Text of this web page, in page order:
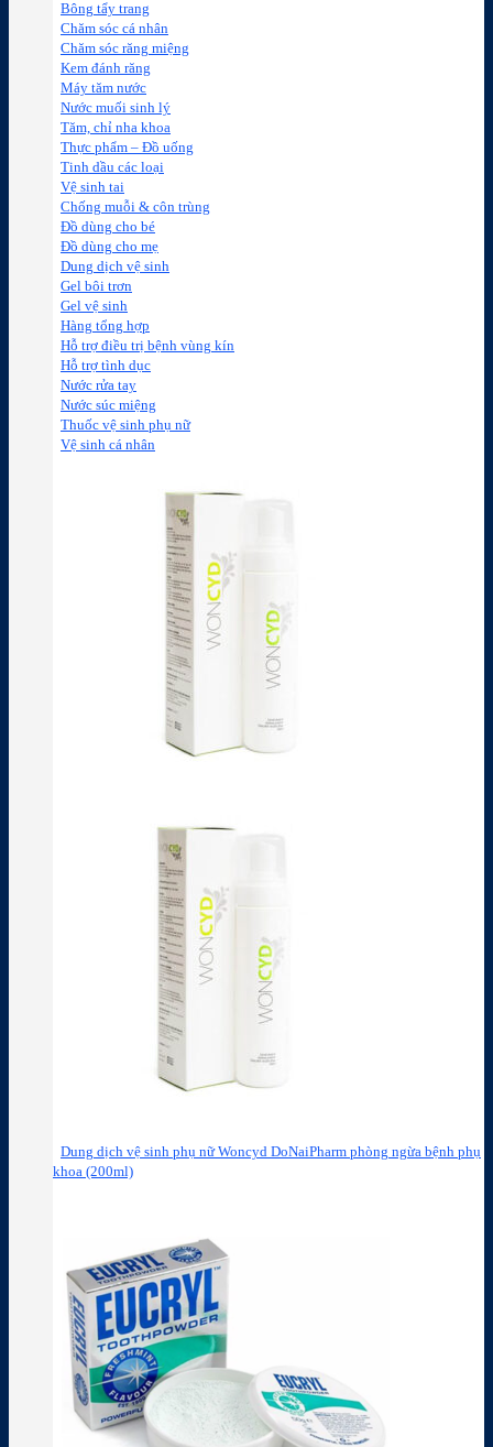
Bông tẩy trang
Chăm sóc cá nhân
Chăm sóc răng miệng
Kem đánh răng
Máy tăm nước
Nước muối sinh lý
Tăm, chỉ nha khoa
Thực phẩm – Đồ uống
Tinh dầu các loại
Vệ sinh tai
Chống muỗi & côn trùng
Đồ dùng cho bé
Đồ dùng cho mẹ
Dung dịch vệ sinh
Gel bôi trơn
Gel vệ sinh
Hàng tổng hợp
Hỗ trợ điều trị bệnh vùng kín
Hỗ trợ tình dục
Nước rửa tay
Nước súc miệng
Thuốc vệ sinh phụ nữ
Vệ sinh cá nhân
Dung dịch vệ sinh phụ nữ Woncyd DoNaiPharm phòng ngừa bệnh phụ
khoa (200ml)